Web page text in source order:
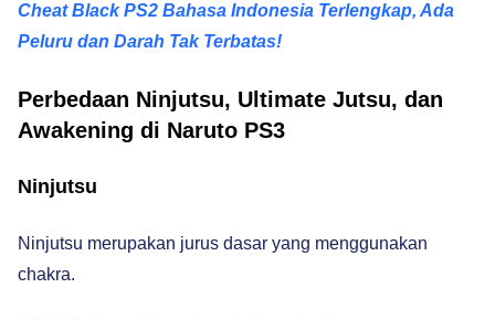
Cheat Black PS2 Bahasa Indonesia Terlengkap, Ada
Peluru dan Darah Tak Terbatas!
Perbedaan Ninjutsu, Ultimate Jutsu, dan
Awakening di Naruto PS3
Ninjutsu
Ninjutsu merupakan jurus dasar yang menggunakan
chakra.